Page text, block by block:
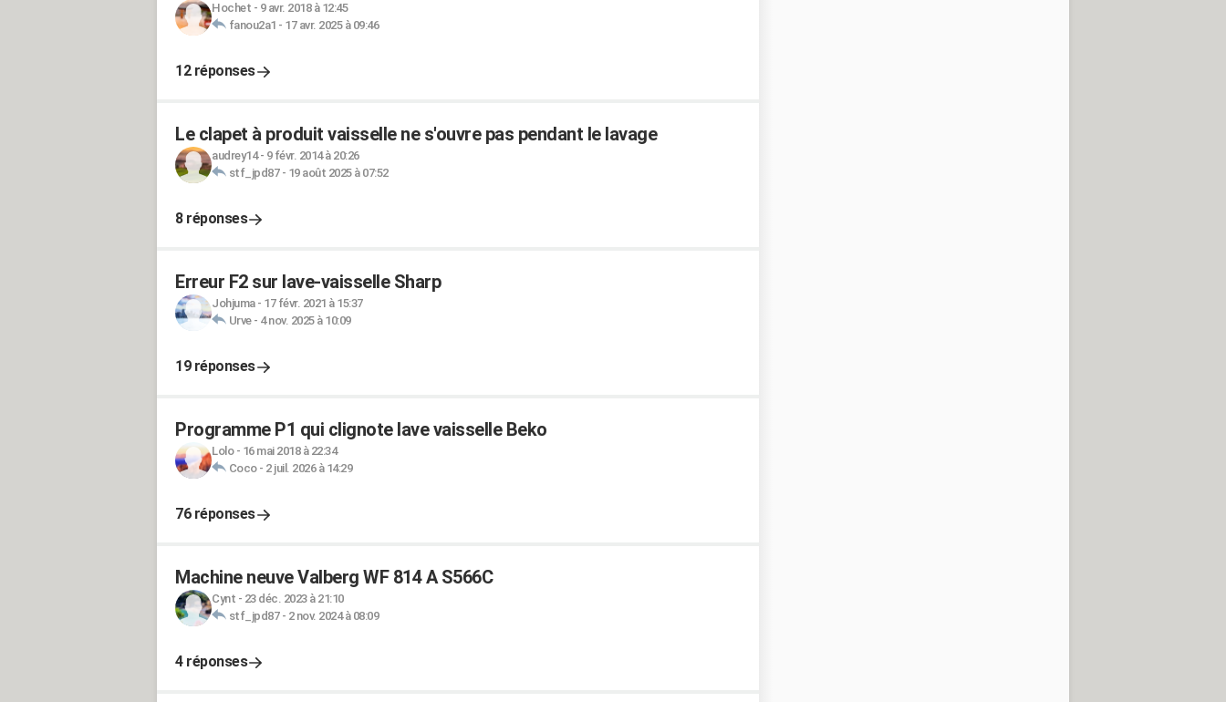
Hochet - 9 avr. 2018 à 12:45
fanou2a1 - 17 avr. 2025 à 09:46
12 réponses
Le clapet à produit vaisselle ne s'ouvre pas pendant le lavage
audrey14- 9 févr. 2014 à 20:26
stf_jpd87- 19 août 2025 à 07:52
8 réponses
Erreur F2 sur lave-vaisselle Sharp
Johjuma- 17 févr. 2021 à 15:37
Urve- 4 nov. 2025 à 10:09
19 réponses
Programme P1 qui clignote lave vaisselle Beko
Lolo- 16 mai 2018 à 22:34
Coco- 2 juil. 2026 à 14:29
76 réponses
Machine neuve Valberg WF 814 A S566C
Cynt - 23 déc. 2023 à 21:10
stf_jpd87- 2 nov. 2024 à 08:09
4 réponses